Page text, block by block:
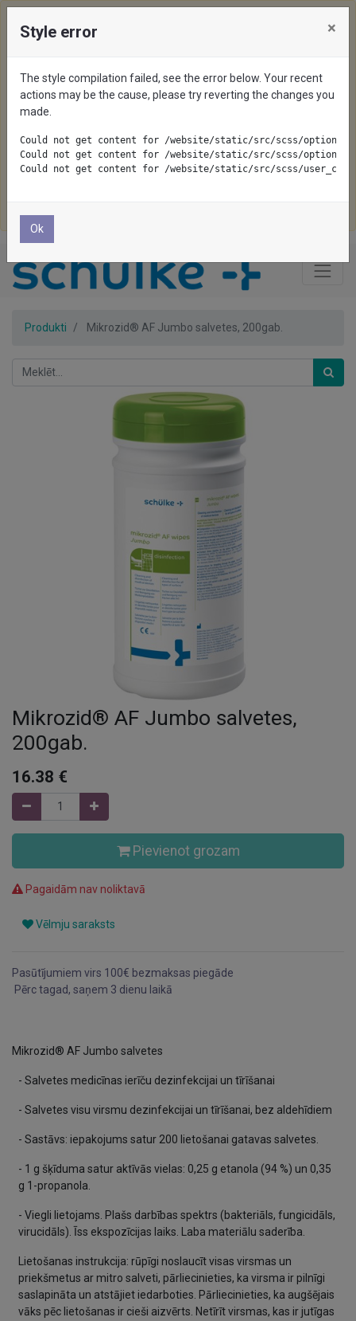
are accepting cookies.
Pieņemt nepieciešamo
Produkti Mikrozid® AF Jumbo salvetes, 200gab.
Mikrozid® AF Jumbo salvetes,
200gab.
16.38 €
Pievienot grozam
Pagaidām nav noliktavā
Vēlmju saraksts
Pasūtījumiem virs 100€ bezmaksas piegāde
Pērc tagad, saņem 3 dienu laikā
Mikrozid® AF Jumbo salvetes
- Salvetes medicīnas ierīču dezinfekcijai un tīrīšanai
- Salvetes visu virsmu dezinfekcijai un tīrīšanai, bez aldehīdiem
- Sastāvs: iepakojums satur 200 lietošanai gatavas salvetes.
- 1 g šķīduma satur aktīvās vielas: 0,25 g etanola (94 %) un 0,35
g 1-propanola.
- Viegli lietojams. Plašs darbības spektrs (bakteriāls, fungicidāls,
virucidāls). Īss ekspozīcijas laiks. Laba materiālu saderība.
Lietošanas instrukcija: rūpīgi noslaucīt visas virsmas un
priekšmetus ar mitro salveti, pārliecinieties, ka virsma ir pilnīgi
saslapināta un atstājiet iedarboties. Pārliecinieties, ka augšējais
vāks pēc lietošanas ir cieši aizvērts. Netīrīt virsmas, kas ir jutīgas
Style error ×
The style compilation failed, see the error below. Your recent
actions may be the cause, please try reverting the changes you
made.
Could not get content for /website/static/src/scss/options/
Could not get content for /website/static/src/scss/options/
Could not get content for /website/static/src/scss/
Ok